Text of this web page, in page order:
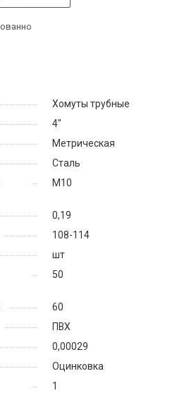
Хомуты трубные
4"
Метрическая
Сталь
М10
0,19
108-114
шт
50
60
ПВХ
0,00029
Оцинковка
1